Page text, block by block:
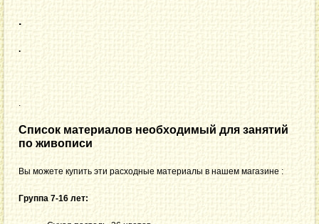
.
.
Список материалов необходимый для занятий
по живописи
Вы можете купить эти расходные материалы в нашем магазине :
Группа 7-16 лет: